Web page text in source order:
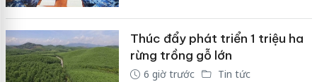
Thúc đẩy phát triển 1 triệu ha
rừng trồng gỗ lớn
6 giờ trước Tin tức